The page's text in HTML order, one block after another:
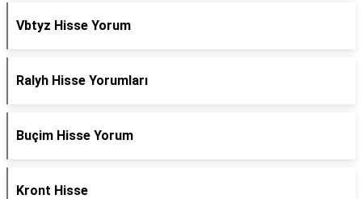
Vbtyz Hisse Yorum
Ralyh Hisse Yorumları
Buçim Hisse Yorum
Kront Hisse